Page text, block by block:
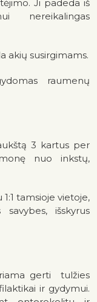
Ji padeda iš
nereikalingas
akių susirgimams.
raumenų
3 kartus per
nuo inkstų,
tamsioje vietoje,
išskyrus
gerti tulžies
ir gydymui.